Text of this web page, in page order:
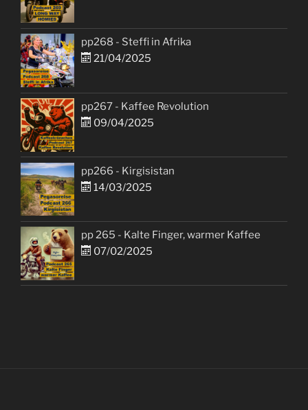
pp268 - Steffi in Afrika
21/04/2025
pp267 - Kaffee Revolution
09/04/2025
pp266 - Kirgisistan
14/03/2025
pp 265 - Kalte Finger, warmer Kaffee
07/02/2025